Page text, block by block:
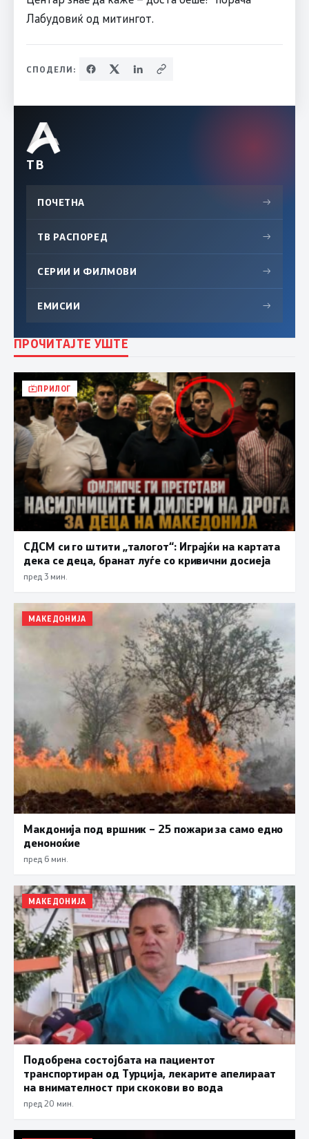
Лабудовиќ од митингот.
СПОДЕЛИ:
ТВ
ПОЧЕТНА →
ТВ РАСПОРЕД →
СЕРИИ И ФИЛМОВИ →
ЕМИСИИ →
ПРОЧИТАЈТЕ УШТЕ
ПРИЛОГ
СДСМ си го штити „талогот“: Играјќи на картата
дека се деца, бранат луѓе со кривични досиеја
пред 3 мин.
МАКЕДОНИЈА
Макдонија под вршник – 25 пожари за само едно
деноноќие
пред 6 мин.
МАКЕДОНИЈА
Подобрена состојбата на пациентот
транспортиран од Турција, лекарите апелираат
на внимателност при скокови во вода
пред 20 мин.